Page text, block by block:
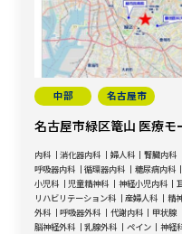
中部 名古屋市
名古屋市緑区篭山 医療モ
内科 消化器内科 婦人科 腎臓内科
呼吸器内科
循環器内科 糖尿病内科
小児科
児童精神科 神経小児内科
リハビリテーション科
産婦人科 精
外科
呼吸器外科 代謝内科 甲状腺
脳神経外科
乳腺外科 ペイン 神経